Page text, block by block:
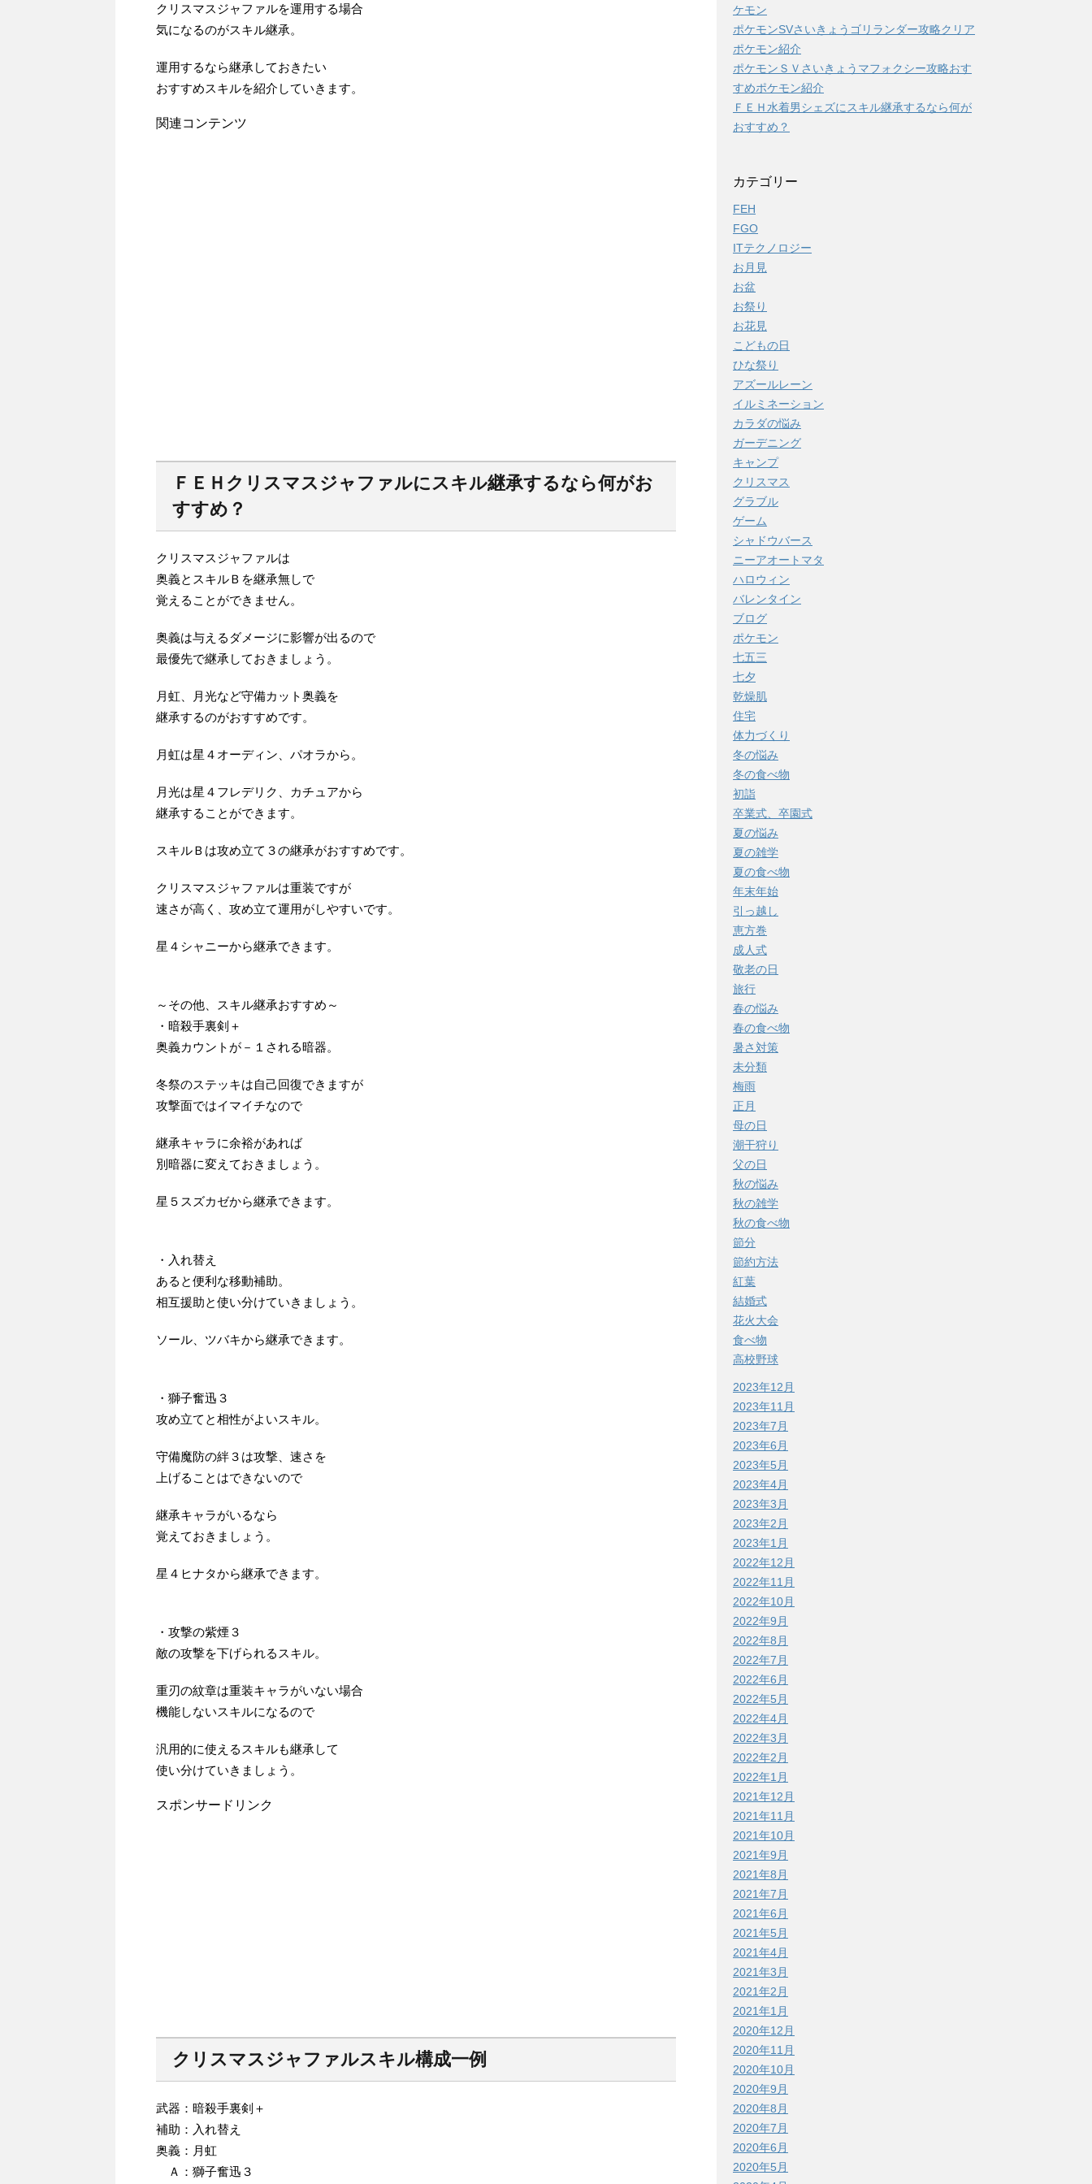
クリスマスジャファルを運用する場合
気になるのがスキル継承。
運用するなら継承しておきたい
おすすめスキルを紹介していきます。
関連コンテンツ
ＦＥＨクリスマスジャファルにスキル継承するなら何がお
すすめ？
クリスマスジャファルは
奥義とスキルＢを継承無しで
覚えることができません。
奥義は与えるダメージに影響が出るので
最優先で継承しておきましょう。
月虹、月光など守備カット奥義を
継承するのがおすすめです。
月虹は星４オーディン、パオラから。
月光は星４フレデリク、カチュアから
継承することができます。
スキルＢは攻め立て３の継承がおすすめです。
クリスマスジャファルは重装ですが
速さが高く、攻め立て運用がしやすいです。
星４シャニーから継承できます。
～その他、スキル継承おすすめ～
・暗殺手裏剣＋
奥義カウントが－１される暗器。
冬祭のステッキは自己回復できますが
攻撃面ではイマイチなので
継承キャラに余裕があれば
別暗器に変えておきましょう。
星５スズカゼから継承できます。
・入れ替え
あると便利な移動補助。
相互援助と使い分けていきましょう。
ソール、ツバキから継承できます。
・獅子奮迅３
攻め立てと相性がよいスキル。
守備魔防の絆３は攻撃、速さを
上げることはできないので
継承キャラがいるなら
覚えておきましょう。
星４ヒナタから継承できます。
・攻撃の紫煙３
敵の攻撃を下げられるスキル。
重刃の紋章は重装キャラがいない場合
機能しないスキルになるので
汎用的に使えるスキルも継承して
使い分けていきましょう。
スポンサードリンク
クリスマスジャファルスキル構成一例
武器：暗殺手裏剣＋
補助：入れ替え
奥義：月虹
Ａ：獅子奮迅３
ケモン
ポケモンSVさいきょうゴリランダー攻略クリア
ポケモン紹介
ポケモンＳＶさいきょうマフォクシー攻略おす
すめポケモン紹介
ＦＥＨ水着男シェズにスキル継承するなら何が
おすすめ？
カテゴリー
FEH
FGO
ITテクノロジー
お月見
お盆
お祭り
お花見
こどもの日
ひな祭り
アズールレーン
イルミネーション
カラダの悩み
ガーデニング
キャンプ
クリスマス
グラブル
ゲーム
シャドウバース
ニーアオートマタ
ハロウィン
バレンタイン
ブログ
ポケモン
七五三
七夕
乾燥肌
住宅
体力づくり
冬の悩み
冬の食べ物
初詣
卒業式、卒園式
夏の悩み
夏の雑学
夏の食べ物
年末年始
引っ越し
恵方巻
成人式
敬老の日
旅行
春の悩み
春の食べ物
暑さ対策
未分類
梅雨
正月
母の日
潮干狩り
父の日
秋の悩み
秋の雑学
秋の食べ物
節分
節約方法
紅葉
結婚式
花火大会
食べ物
高校野球
2023年12月
2023年11月
2023年7月
2023年6月
2023年5月
2023年4月
2023年3月
2023年2月
2023年1月
2022年12月
2022年11月
2022年10月
2022年9月
2022年8月
2022年7月
2022年6月
2022年5月
2022年4月
2022年3月
2022年2月
2022年1月
2021年12月
2021年11月
2021年10月
2021年9月
2021年8月
2021年7月
2021年6月
2021年5月
2021年4月
2021年3月
2021年2月
2021年1月
2020年12月
2020年11月
2020年10月
2020年9月
2020年8月
2020年7月
2020年6月
2020年5月